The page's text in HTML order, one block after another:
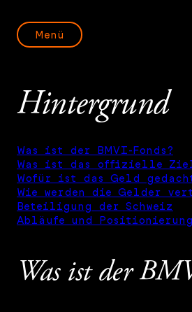
Menü
Hintergrund
Was ist der BMVI-Fonds?
Was ist das offizielle
Wofür ist das Geld
Wie werden die Gelder
Beteiligung der Schweiz
Abläufe und
Was ist der